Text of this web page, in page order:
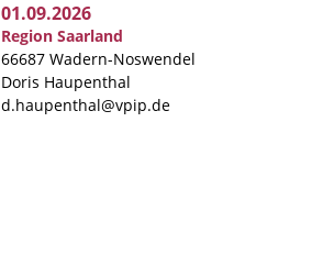
01.09.2026
Region Saarland
66687 Wadern-Noswendel
Doris Haupenthal
d.haupenthal@vpip.de